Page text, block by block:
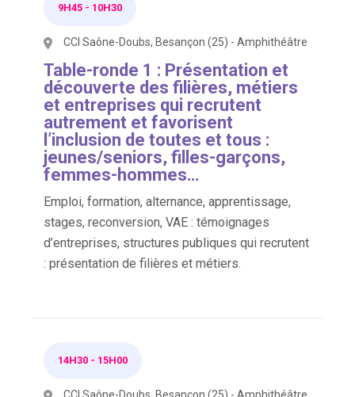
9H45 - 10H30
CCI Saône-Doubs, Besançon (25) - Amphithéâtre
Table-ronde 1 : Présentation et
découverte des filières, métiers
et entreprises qui recrutent
autrement et favorisent
l’inclusion de toutes et tous :
jeunes/seniors, filles-garçons,
femmes-hommes…
Emploi, formation, alternance, apprentissage,
stages, reconversion, VAE : témoignages
d’entreprises, structures publiques qui recrutent
: présentation de filières et métiers.
14H30 - 15H00